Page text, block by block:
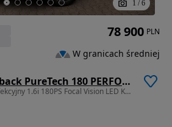
1 / 6
Citroën DS7 Crossback PureTech 180 PERFORMANCE LINE
1598 cm3 • 180 KM • Perfekcyjny 1.6i 180PS Focal Vision LED Kamera Performance Alcantara
78 900 PLN
W granicach średniej